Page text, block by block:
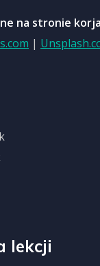
na stronie
|
lekcji